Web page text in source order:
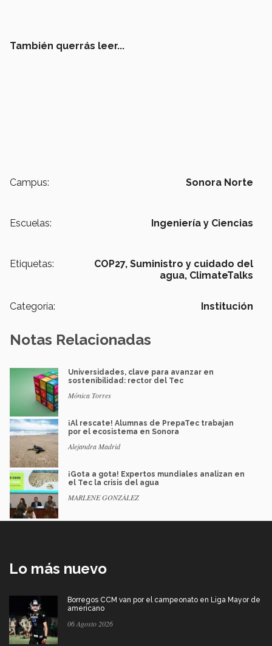
También querrás leer...
Campus: Sonora Norte
Escuelas: Ingeniería y Ciencias
Etiquetas: COP27, Suministro y cuidado del
agua, ClimateTalks
Categoría: Institución
Notas Relacionadas
Universidades, clave para avanzar en
sostenibilidad: rector del Tec
Mónica Torres
¡Al rescate! Alumnas de PrepaTec trabajan
por el ecosistema en Sonora
Alejandra Madrid
¡Gota a gota! Expertos mundiales analizan en
el Tec la crisis del agua
MARLENE GONZÁLEZ
Lo más nuevo
Borregos CCM van por el campeonato en Liga Mayor de
americano
06 Agosto 2026